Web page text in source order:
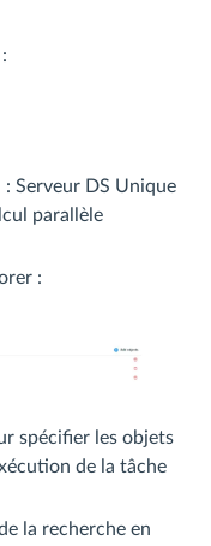
:
: Serveur DS Unique
parallèle
:
spécifier les objets
de la tâche
la recherche en